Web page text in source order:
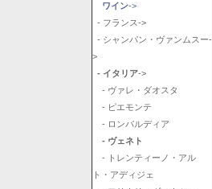
ワイン->
- フランス->
- シャンパン・ヴァンムスー-
>
- イタリア->
- ヴァレ・ダオスタ
- ピエモンテ
- ロンバルディア
- ヴェネト
- トレンティーノ・アル
ト・アディジェ